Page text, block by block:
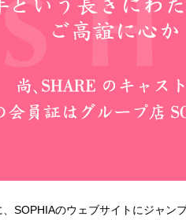
SOPHIAのウェブサイトにジャン